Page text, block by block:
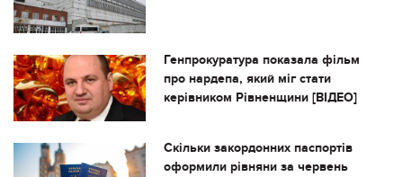
Генпрокуратура показала фільм
про нардепа, який міг стати
керівником Рівненщини [ВІДЕО]
Скільки закордонних паспортів
оформили рівняни за червень